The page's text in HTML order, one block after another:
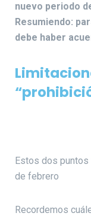
nuevo periodo
Resumiendo:
debe haber
Estos dos
de febrero
Recordemos